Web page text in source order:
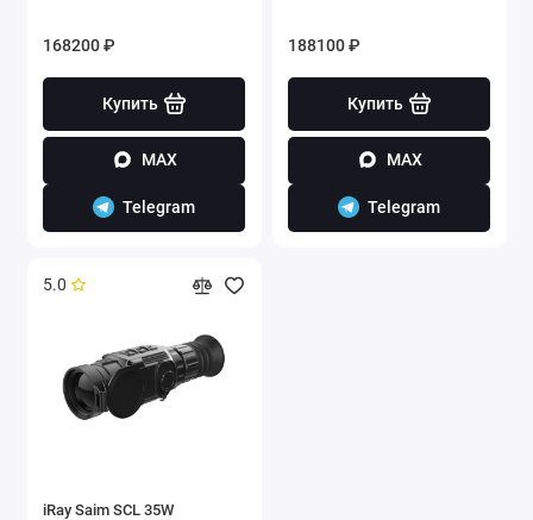
168200 ₽
Купить
MAX
Telegram
188100 ₽
Купить
MAX
Telegram
5.0
iRay Saim SCL 35W